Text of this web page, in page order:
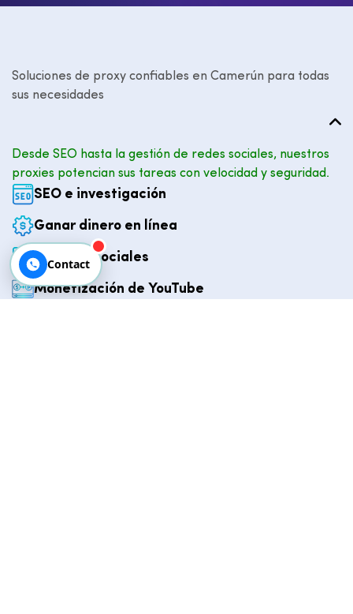
Soluciones de proxy confiables en Camerún para todas
sus necesidades
Desde SEO hasta la gestión de redes sociales, nuestros
proxies potencian sus tareas con velocidad y seguridad.
SEO e investigación
Ganar dinero en línea
Cuentas sociales
Monetización de YouTube
Contact